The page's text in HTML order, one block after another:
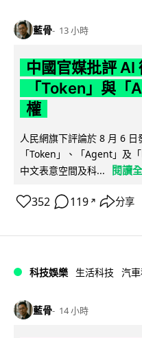
藍骨 13 小時
中國官媒批評
「Token」與「
權
人民網旗下評論於 8 月 6
「Token」、「Agent」及
中文表意空間及科...
閱讀
352 119 ↗ 分享
科技娛樂 生活科技 汽
藍骨 14 小時